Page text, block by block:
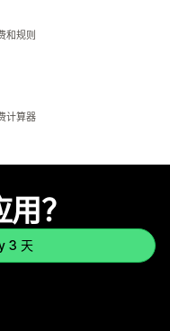
和规则
计算器
？
3 天